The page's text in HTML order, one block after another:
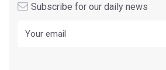
Subscribe for our daily news